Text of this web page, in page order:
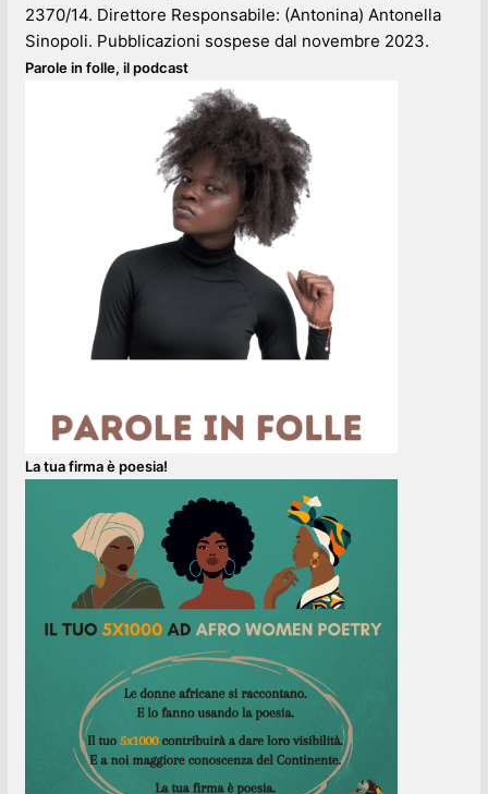
2370/14. Direttore Responsabile: (Antonina) Antonella
Sinopoli. Pubblicazioni sospese dal novembre 2023.
Parole in folle, il podcast
La tua firma è poesia!